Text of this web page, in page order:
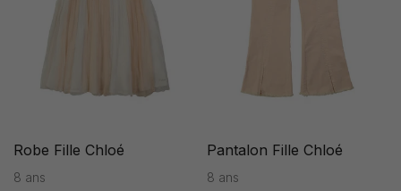
Robe Fille Chloé
8 ans
Pantalon Fille Chloé
8 ans